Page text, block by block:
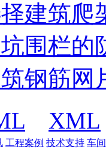
建筑爬
围栏的
钢筋网
XML
工程案例 技术支持 车